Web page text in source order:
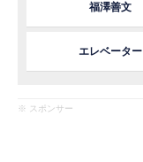
福澤善文
エレベーター
※ スポンサー